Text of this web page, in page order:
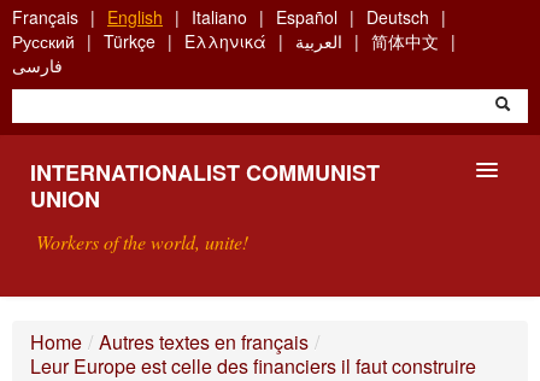
Skip
to
main
content
Français English Italiano Español
Deutsch
Русский
Türkçe Ελληνικά العربية
简体中文
فارسی
INTERNATIONALIST COMMUNIST
UNION
Workers of the world, unite!
Home / Autres textes en français /
Leur Europe est celle des financiers il faut construire